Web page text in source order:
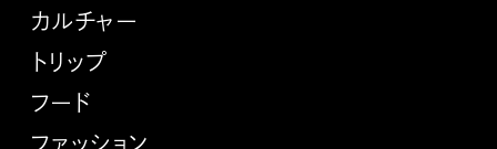
カルチャー
トリップ
フード